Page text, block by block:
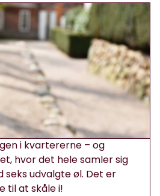
gennem de gamle
historie. På denne tur
om bryggerbyen:
baggårde og steder,
Viborg Bryghus.
under
i kvartererne – og
hvor det hele samler sig
seks udvalgte øl. Det er
til at skåle i!